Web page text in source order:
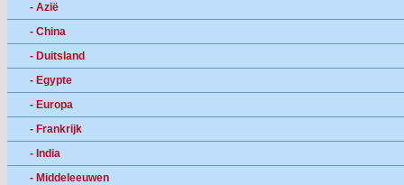
- Azië
- China
- Duitsland
- Egypte
- Europa
- Frankrijk
- India
- Middeleeuwen